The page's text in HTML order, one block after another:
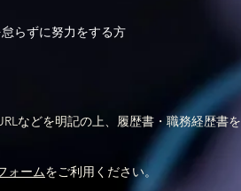
らずに努力をする方
などを明記の上、履歴書・職務経歴書を
ォームをご利用ください。